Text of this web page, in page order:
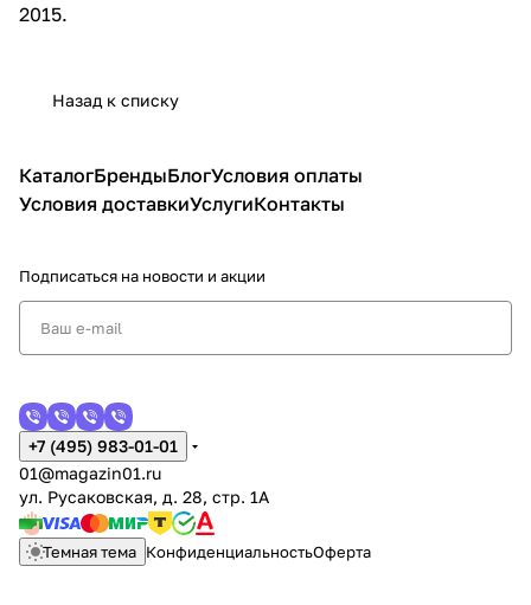
2015.
Назад к списку
КаталогБрендыБлогУсловия оплаты
Условия доставкиУслугиКонтакты
Подписаться на новости и акции
+7 (495) 983-01-01
01@magazin01.ru
ул. Русаковская, д. 28, стр. 1А
Темная тема КонфиденциальностьОферта